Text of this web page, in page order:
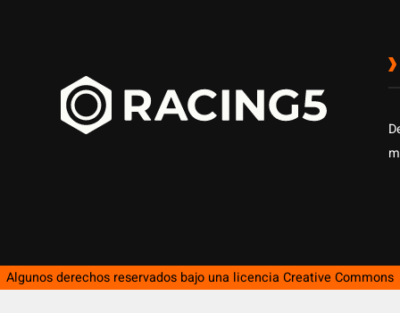
Algunos derechos reservados bajo una licencia Creative Commons